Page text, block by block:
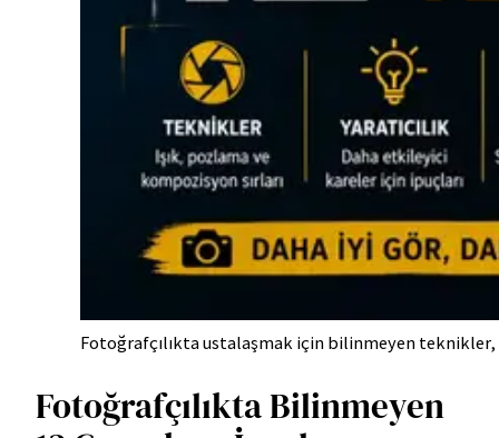
Fotoğrafçılıkta ustalaşmak için bilinmeyen teknikler,
Fotoğrafçılıkta Bilinmeyen